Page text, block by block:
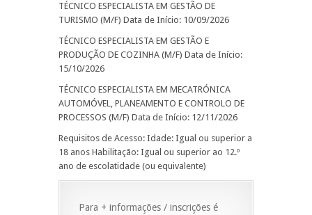
TÉCNICO ESPECIALISTA EM GESTÃO DE
TURISMO (M/F) Data de Início: 10/09/2026
TÉCNICO ESPECIALISTA EM GESTÃO E
PRODUÇÃO DE COZINHA (M/F) Data de Início:
15/10/2026
TÉCNICO ESPECIALISTA EM MECATRÓNICA
AUTOMÓVEL, PLANEAMENTO E CONTROLO DE
PROCESSOS (M/F) Data de Início: 12/11/2026
Requisitos de Acesso: Idade: Igual ou superior a
18 anos Habilitação: Igual ou superior ao 12.º
ano de escolatidade (ou equivalente)
Para + informações / inscrições é